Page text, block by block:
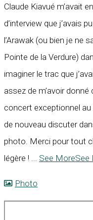
Claude Kiavué m’avait
d’interview que j’avais
l’Arawak (ou bien je ne
Pointe de la Verdure)
imaginer le trac que
assez de m’avoir
concert exceptionnel
de nouveau discuter
photo. Merci pour tout
légère !
See MoreSee
Photo